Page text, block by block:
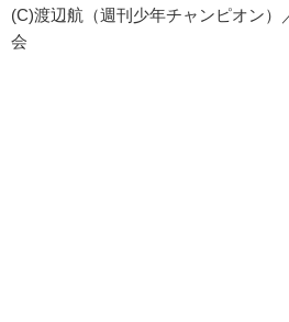
(C)渡辺航（週刊少年チャンピオン）
会